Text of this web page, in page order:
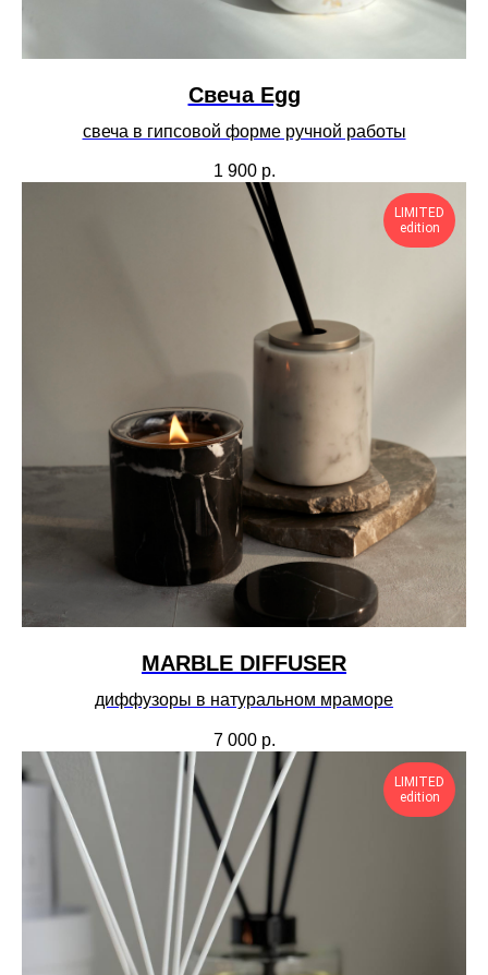
Cвеча Egg
свеча в гипсовой форме ручной работы
1 900 р.
LIMITED
edition
MARBLE DIFFUSER
диффузоры в натуральном мраморе
7 000 р.
LIMITED
edition